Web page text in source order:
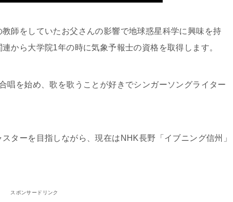
師をしていたお父さんの影響で地球惑星科学に興味を持
から大学院1年の時に気象予報士の資格を取得します。
唱を始め、歌を歌うことが好きでシンガーソングライター
ターを目指しながら、現在はNHK長野「イブニング信州」
スポンサードリンク